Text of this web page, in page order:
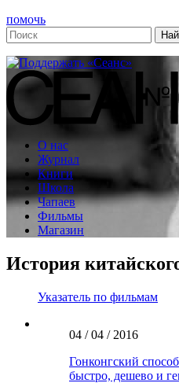
помочь
О нас
Журнал
Книги
Школа
Чапаев
Фильмы
Магазин
История
Указатель по фильмам
04 / 04 / 2016
Гонконгский
быстро, дешево и